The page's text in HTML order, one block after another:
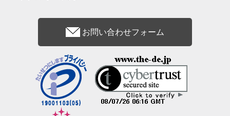
お問い合わせフォーム